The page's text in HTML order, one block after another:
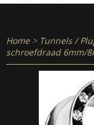
Home> Tunnels /
schroefdraad 6mm/